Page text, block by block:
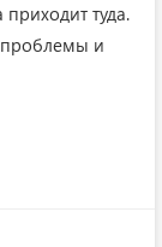
туда.
и